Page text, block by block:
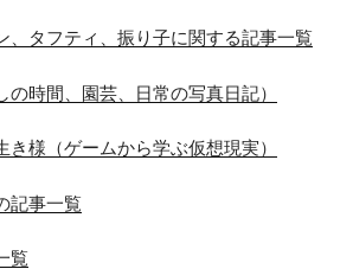
、タフティ、振り子に関する記事一覧
の時間、園芸、日常の写真日記）
き様（ゲームから学ぶ仮想現実）
記事一覧
覧